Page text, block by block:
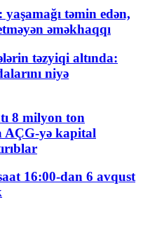
təmin edən,
əməkhaqqı
təzyiqi altında:
niyə
8 milyon ton
AÇG-yə kapital
16:00-dan 6 avqust